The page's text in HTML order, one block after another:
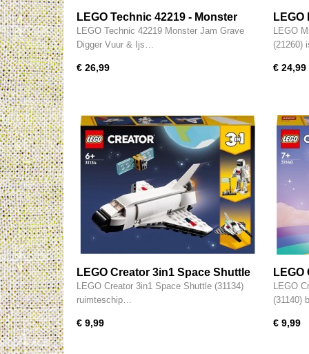
LEGO Technic 42219 - Monster
Jam Grave Digger vuur & ijs
LEGO Technic 42219 Monster Jam Grave
Digger Vuur & Ijs…
€ 26,99
LEGO
(21260)
€ 24,99
LEGO Creator 3in1 Space Shuttle
Ruimteschip Set - 31134
LEGO Creator 3in1 Space Shuttle (31134)
ruimteschip…
€ 9,99
LEGO
(31140)
€ 9,99